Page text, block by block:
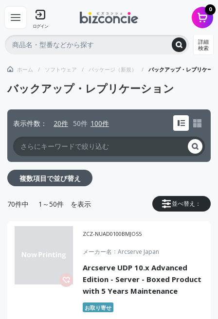
ログイン
0
詳細
検索
ホーム ソフトウェア パッケージ（新規） バックアップ・レプリケー
バックアップ・レプリケーション
表示件数 20件 50件 100件
複数項目で並び替え
並べ替え：
70件中 1～50件 を表示
ZCZ-NUAD0100BMJOS5
メーカー名 Arcserve Japan
Arcserve UDP 10.x Advanced
Edition - Server - Boxed Product
with 5 Years Maintenance
お取り寄せ